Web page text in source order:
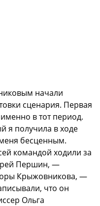
начали
сценария. Первая
в тот период.
я получила в ходе
бесценным.
командой ходили за
Першин, —
Крыжовникова, —
что он
Ольга